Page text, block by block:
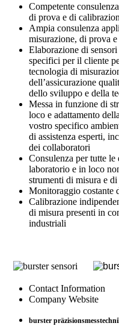
Competente
di prova e di
Ampia consulenza
misurazione, di prova
Elaborazione di
specifici per il cliente
tecnologia di
dell’assicurazione
dello sviluppo e della
Messa in funzione di
loco e adattamento
vostro specifico
di assistenza esperti,
dei collaboratori
Consulenza per tutte
laboratorio e in loco
strumenti di misura e di
Monitoraggio costante
Calibrazione
di misura presenti in
industriali
Contact Information
Company Website
burster